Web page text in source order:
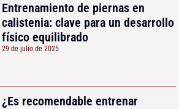
Entrenamiento de piernas en
calistenia: clave para un desarrollo
físico equilibrado
29 de julio de 2025
¿Es recomendable entrenar